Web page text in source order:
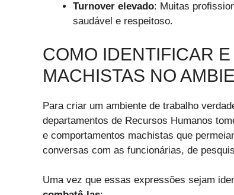
Turnover elevado: Muitas
saudável e respeitoso.
COMO IDENTIFICAR
MACHISTAS NO
Para criar um ambiente de trabalho
departamentos de Recursos Humanos
e comportamentos machistas que
conversas com as funcionárias, de
Uma vez que essas expressões sejam